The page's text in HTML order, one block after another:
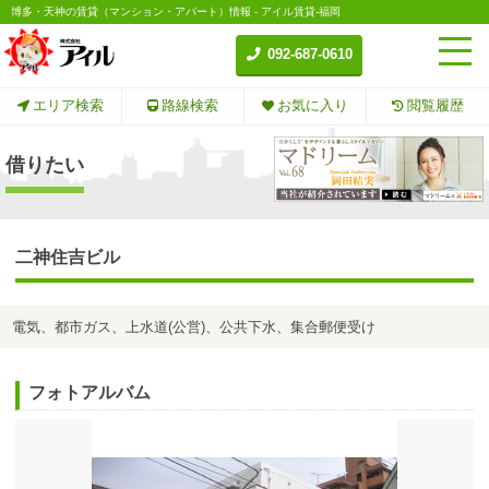
博多・天神の賃貸（マンション・アパート）情報 - アイル賃貸-福岡
092-687-0610
エリア検索 路線検索 お気に入り 閲覧履歴
借りたい
二神住吉ビル
電気、都市ガス、上水道(公営)、公共下水、集合郵便受け
フォトアルバム